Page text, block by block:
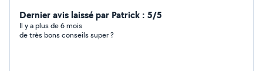
Dernier avis laissé par Patrick : 5/5
Il y a plus de 6 mois
de très bons conseils super ?